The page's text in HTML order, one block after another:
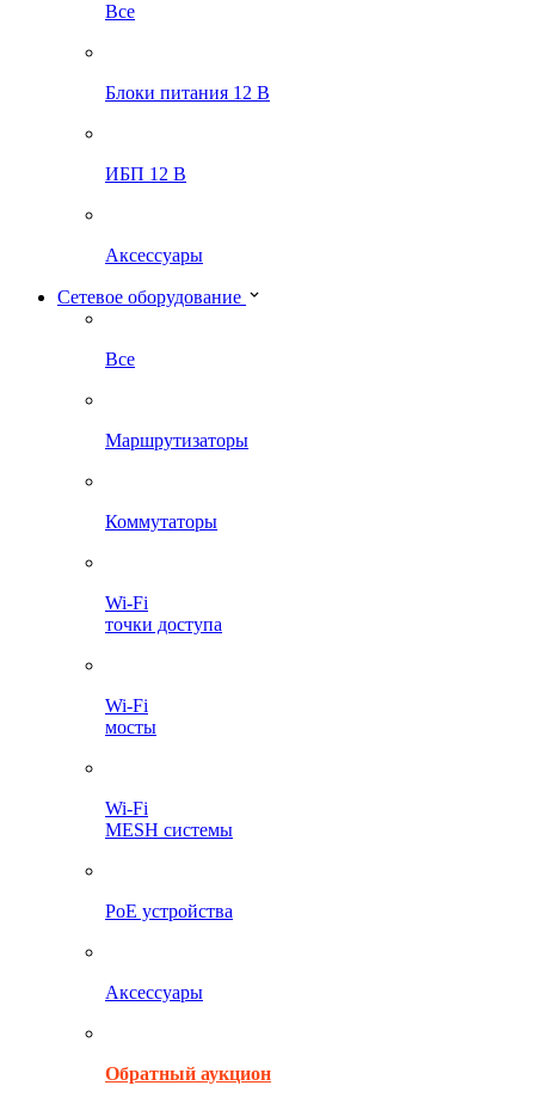
Все
Блоки питания 12 В
ИБП 12 В
Аксессуары
Сетевое оборудование
Все
Маршрутизаторы
Коммутаторы
Wi-Fi
точки доступа
Wi-Fi
мосты
Wi-Fi
MESH системы
PoE устройства
Аксессуары
Обратный аукцион